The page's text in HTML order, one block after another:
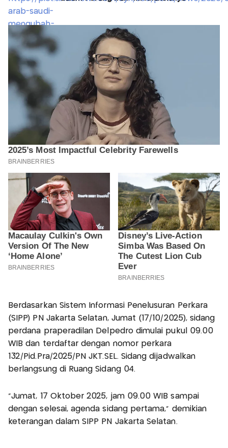
Berdasarkan Sistem Informasi Penelusuran Perkara
(SIPP) PN Jakarta Selatan, Jumat (17/10/2025), sidang
perdana praperadilan Delpedro dimulai pukul 09.00
WIB dan terdaftar dengan nomor perkara
132/Pid.Pra/2025/PN JKT.SEL. Sidang dijadwalkan
berlangsung di Ruang Sidang 04.
“Jumat, 17 Oktober 2025, jam 09.00 WIB sampai
dengan selesai, agenda sidang pertama,” demikian
keterangan dalam SIPP PN Jakarta Selatan.